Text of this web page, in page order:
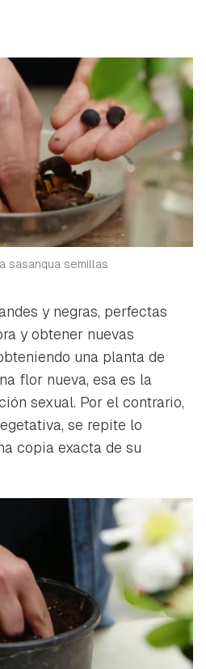
sasanqua semillas
y negras, perfectas
y obtener nuevas
una planta de
flor nueva, esa es la
sexual. Por el contrario,
se repite lo
copia exacta de su